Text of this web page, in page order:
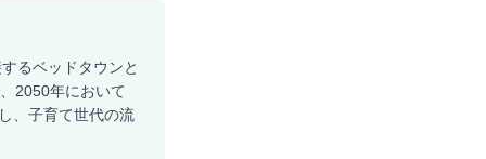
るベッドタウンと
2050年において
、子育て世代の流